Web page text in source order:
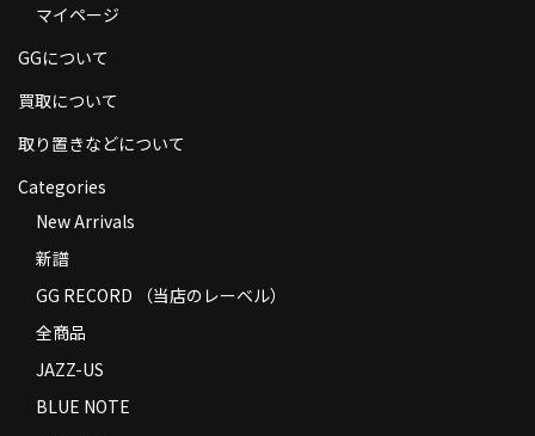
商品の発送
お支払い方法
Privacy Policy
特定商取引法に基づく表示
マイページ
GGについて
買取について
取り置きなどについて
Categories
New Arrivals
新譜
GG RECORD （当店のレーベル）
全商品
JAZZ-US
BLUE NOTE